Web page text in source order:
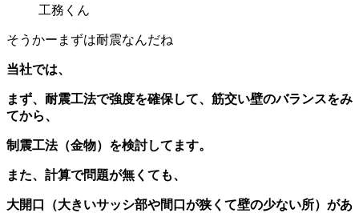
工務くん
そうかーまずは耐震なんだね
当社では、
まず、耐震工法で強度を確保して、筋交い壁のバランスをみ
てから、
制震工法（金物）を検討してます。
また、計算で問題が無くても、
大開口（大きいサッシ部や間口が狭くて壁の少ない所）があ